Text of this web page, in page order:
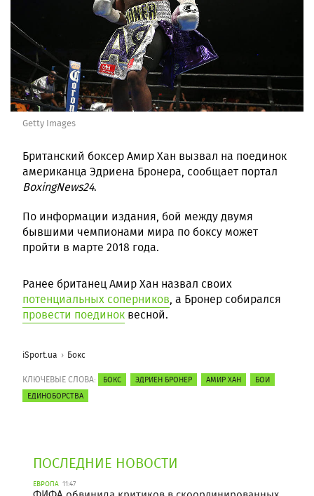
Getty Images
Британский боксер Амир Хан вызвал на поединок
американца Эдриена Бронера, сообщает портал
BoxingNews24.
По информации издания, бой между двумя
бывшими чемпионами мира по боксу может
пройти в марте 2018 года.
Ранее британец Амир Хан назвал своих
потенциальных соперников, а Бронер собирался
провести поединок весной.
iSport.ua Бокс
КЛЮЧЕВЫЕ СЛОВА: БОКС ЭДРИЕН БРОНЕР АМИР ХАН
БОИ
ЕДИНОБОРСТВА
ПОСЛЕДНИЕ НОВОСТИ
ЕВРОПА 11:47